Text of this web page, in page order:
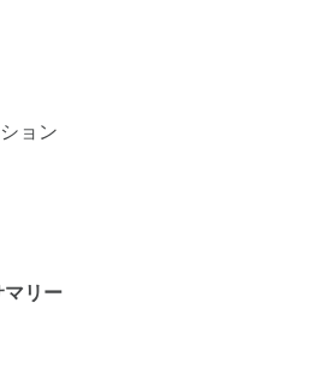
ョン
マリー